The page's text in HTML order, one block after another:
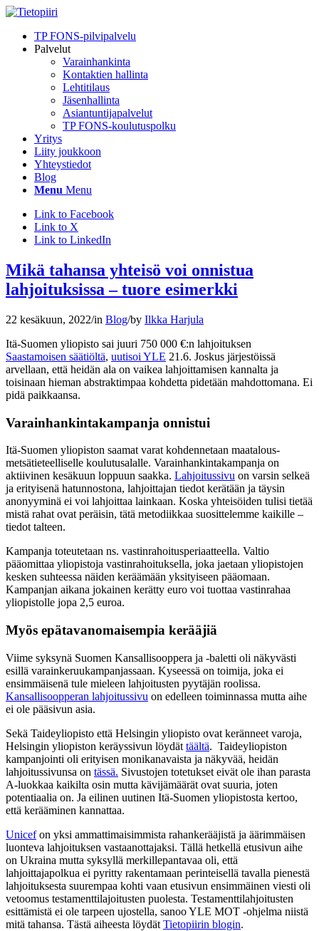
TP FONS-pilvipalvelu
Palvelut
Varainhankinta
Kontaktien hallinta
Lehtitilaus
Jäsenhallinta
Asiantuntijapalvelut
TP FONS-koulutuspolku
Yritys
Liity joukkoon
Yhteystiedot
Blog
Menu Menu
Link to Facebook
Link to X
Link to LinkedIn
Mikä tahansa yhteisö voi onnistua
lahjoituksissa – tuore esimerkki
22 kesäkuun, 2022/in Blog/by Ilkka Harjula
Itä-Suomen yliopisto sai juuri 750 000 €:n lahjoituksen
Saastamoisen säätiöltä, uutisoi YLE 21.6. Joskus järjestöissä
arvellaan, että heidän ala on vaikea lahjoittamisen kannalta ja
toisinaan hieman abstraktimpaa kohdetta pidetään mahdottomana. Ei
pidä paikkaansa.
Varainhankintakampanja onnistui
Itä-Suomen yliopiston saamat varat kohdennetaan maatalous-
metsätieteelliselle koulutusalalle. Varainhankintakampanja on
aktiivinen kesäkuun loppuun saakka. Lahjoitussivu on varsin selkeä
ja erityisenä hatunnostona, lahjoittajan tiedot kerätään ja täysin
anonyyminä ei voi lahjoittaa lainkaan. Koska yhteisöiden tulisi tietää
mistä rahat ovat peräisin, tätä metodiikkaa suosittelemme kaikille –
tiedot talteen.
Kampanja toteutetaan ns. vastinrahoitusperiaatteella. Valtio
pääomittaa yliopistoja vastinrahoituksella, joka jaetaan yliopistojen
kesken suhteessa näiden keräämään yksityiseen pääomaan.
Kampanjan aikana jokainen kerätty euro voi tuottaa vastinrahaa
yliopistolle jopa 2,5 euroa.
Myös epätavanomaisempia kerääjiä
Viime syksynä Suomen Kansallisooppera ja -baletti oli näkyvästi
esillä varainkeruukampanjassaan. Kyseessä on toimija, joka ei
ensimmäisenä tule mieleen lahjoitusten pyytäjän roolissa.
Kansallisoopperan lahjoitussivu on edelleen toiminnassa mutta aihe
ei ole pääsivun asia.
Sekä Taideyliopisto että Helsingin yliopisto ovat keränneet varoja,
Helsingin yliopiston keräyssivun löydät täältä. Taideyliopiston
kampanjointi oli erityisen monikanavaista ja näkyvää, heidän
lahjoitussivunsa on tässä. Sivustojen totetukset eivät ole ihan parasta
A-luokkaa kaikilta osin mutta kävijämäärät ovat suuria, joten
potentiaalia on. Ja eilinen uutinen Itä-Suomen yliopistosta kertoo,
että kerääminen kannattaa.
Unicefon yksi ammattimaisimmista rahankerääjistä ja äärimmäisen
luonteva lahjoituksen vastaanottajaksi. Tällä hetkellä etusivun aihe
on Ukraina mutta syksyllä merkillepantavaa oli, että
lahjoittajapolkua ei pyritty rakentamaan perinteisellä tavalla pienestä
lahjoituksesta suurempaa kohti vaan etusivun ensimmäinen viesti oli
vetoomus testamenttilajoitusten puolesta. Testamenttilahjoitusten
esittämistä ei ole tarpeen ujostella, sanoo YLE MOT -ohjelma niistä
mitä tahansa. Tästä aiheesta löydät Tietopiirin blogin.